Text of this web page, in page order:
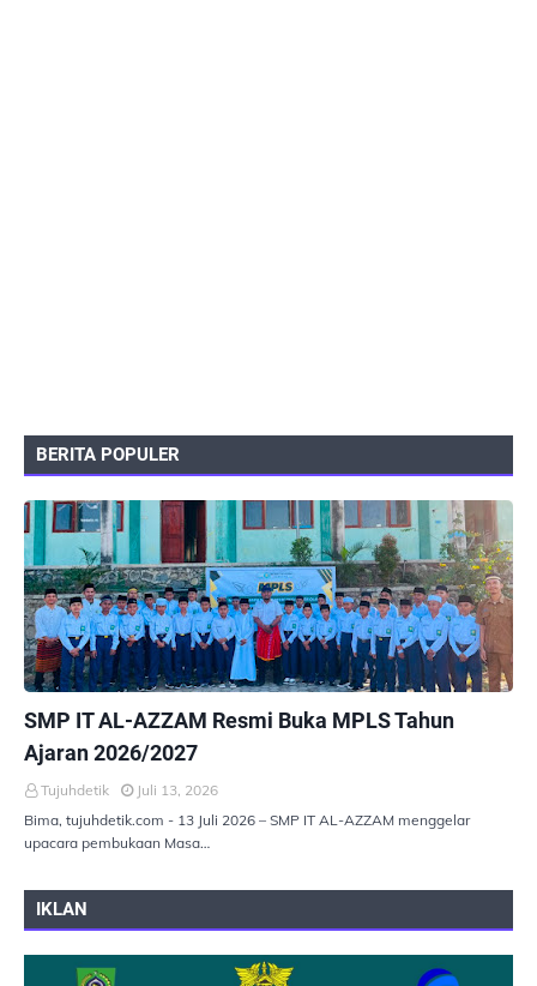
BERITA POPULER
SMP IT AL-AZZAM Resmi Buka MPLS Tahun
Ajaran 2026/2027
Tujuhdetik
Juli 13, 2026
Bima, tujuhdetik.com - 13 Juli 2026 – SMP IT AL-AZZAM menggelar
upacara pembukaan Masa…
IKLAN